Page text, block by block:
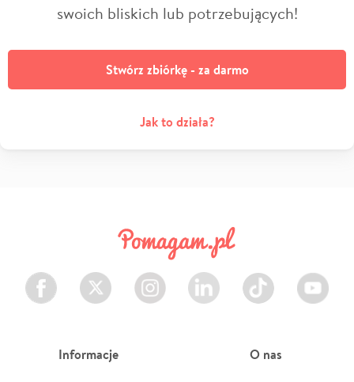
swoich bliskich lub potrzebujących!
Stwórz zbiórkę - za darmo
Jak to działa?
Facebook Twitter Instagram LinkedIn TikTok Youtube
Informacje O nas